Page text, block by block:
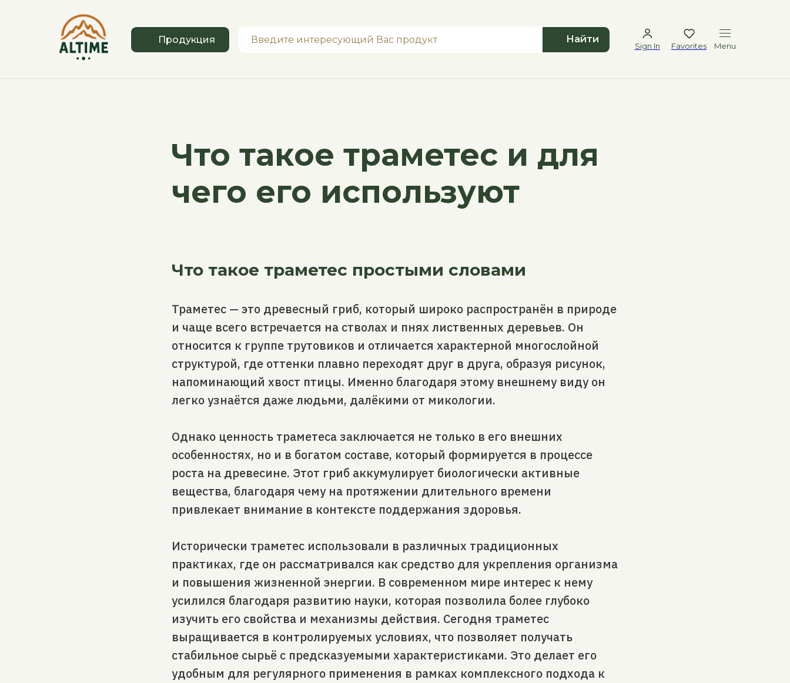
Продукция Найти
Sign In Favorites Menu
Что такое траметес и для
чего его используют
Что такое траметес простыми словами
Траметес — это древесный гриб, который широко распространён в природе
и чаще всего встречается на стволах и пнях лиственных деревьев. Он
относится к группе трутовиков и отличается характерной многослойной
структурой, где оттенки плавно переходят друг в друга, образуя рисунок,
напоминающий хвост птицы. Именно благодаря этому внешнему виду он
легко узнаётся даже людьми, далёкими от микологии.
Однако ценность траметеса заключается не только в его внешних
особенностях, но и в богатом составе, который формируется в процессе
роста на древесине. Этот гриб аккумулирует биологически активные
вещества, благодаря чему на протяжении длительного времени
привлекает внимание в контексте поддержания здоровья.
Исторически траметес использовали в различных традиционных
практиках, где он рассматривался как средство для укрепления организма
и повышения жизненной энергии. В современном мире интерес к нему
усилился благодаря развитию науки, которая позволила более глубоко
изучить его свойства и механизмы действия. Сегодня траметес
выращивается в контролируемых условиях, что позволяет получать
стабильное сырьё с предсказуемыми характеристиками. Это делает его
удобным для регулярного применения в рамках комплексного подхода к